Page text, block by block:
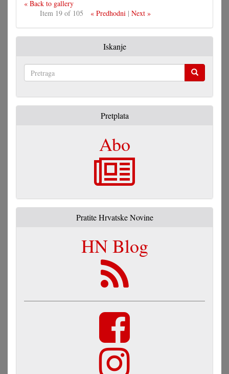
« Back to gallery
Item 19 of 105
« Predhodni| Next »
Iskanje
Pretplata
Abo
Pratite Hrvatske Novine
HN Blog